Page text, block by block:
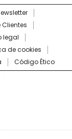
legal
de cookies
Código Ético